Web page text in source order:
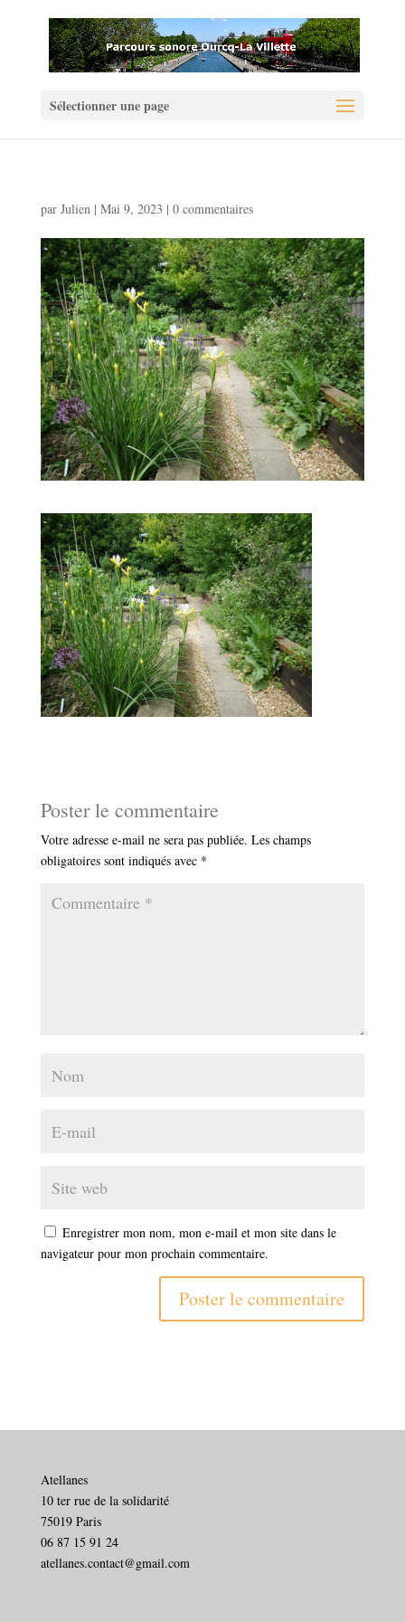
Sélectionner une page
par Julien| Mai 9, 2023 | 0 commentaires
Poster le commentaire
Votre adresse e-mail ne sera pas publiée. Les champs
obligatoires sont indiqués avec *
Enregistrer mon nom, mon e-mail et mon site dans le
navigateur pour mon prochain commentaire.
Atellanes
10 ter rue de la solidarité
75019 Paris
06 87 15 91 24
atellanes.contact@gmail.com